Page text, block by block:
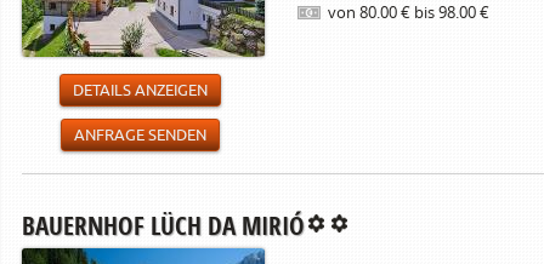
von 80.00 € bis 98.00 €
DETAILS ANZEIGEN
ANFRAGE SENDEN
BAUERNHOF LÜCH DA MIRIÓ